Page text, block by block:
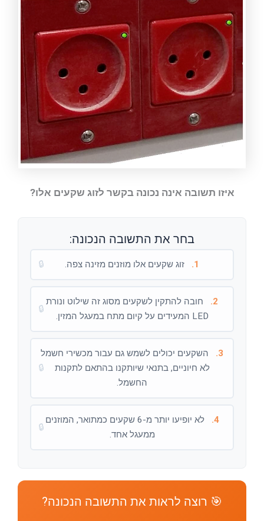
איזו תשובה אינה נכונה בקשר לזוג שקעים אלו?
בחר את התשובה הנכונה:
1. זוג שקעים אלו מוזנים מזינה צפה. 🔒
2.
חובה להתקין לשקעים מסוג זה שילוט ונורת
LED המעידים על קיום מתח במעגל המזין.
🔒
3.
השקעים יכולים לשמש גם עבור מכשירי חשמל
לא חיוניים, בתנאי שיותקנו בהתאם לתקנות
החשמל.
🔒
4.
לא יופיעו יותר מ-6 שקעים כמתואר, המוזנים
ממעגל אחד.
🔒
🎯 רוצה לראות את התשובה הנכונה?